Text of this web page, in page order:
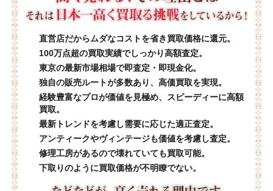
直営店だからムダなコストを省き買取価格に還元。
100万点超の買取実績でしっかり高額査定。
東京の最新市場相場で即査定・即現金化。
独自の販売ルートが多数あり、高価買取を実現。
経験豊富なプロが価値を見極め、スピーディーに高額
買取。
最新トレンドを考慮し需要に応じた適正査定。
アンティークやヴィンテージも価値を考慮し査定。
修理工房があるので壊れていても買取可能。
下取りのように買取価格が不明瞭でない。